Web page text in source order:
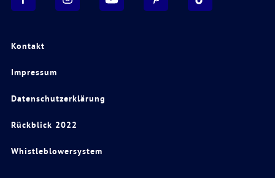
Kontakt
Impressum
Datenschutzerklärung
Rückblick 2022
Whistleblowersystem